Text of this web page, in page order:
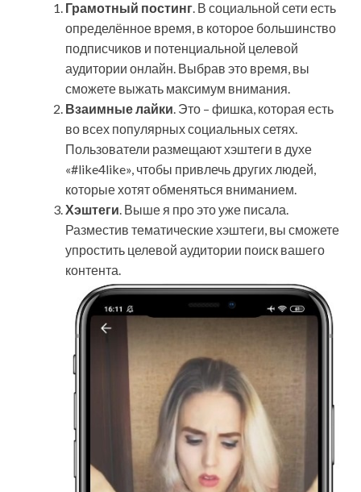
Грамотный постинг. В социальной сети есть
определённое время, в которое большинство
подписчиков и потенциальной целевой
аудитории онлайн. Выбрав это время, вы
сможете выжать максимум внимания.
Взаимные лайки. Это – фишка, которая есть
во всех популярных социальных сетях.
Пользователи размещают хэштеги в духе
«#like4like», чтобы привлечь других людей,
которые хотят обменяться вниманием.
Хэштеги. Выше я про это уже писала.
Разместив тематические хэштеги, вы сможете
упростить целевой аудитории поиск вашего
контента.